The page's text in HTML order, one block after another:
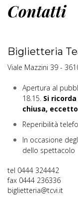
Contatti
Biglietteria
Viale Mazzini 39 -
Apertura al
18.15. Si
chiusa,
Reperibilità
In occasione
dello spettacolo
tel 0444 324442
fax 0444 236336
biglietteria@tcvi.it